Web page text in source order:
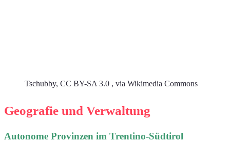
Tschubby, CC BY-SA 3.0 , via Wikimedia Commons
Geografie und Verwaltung
Autonome Provinzen im Trentino-Südtirol